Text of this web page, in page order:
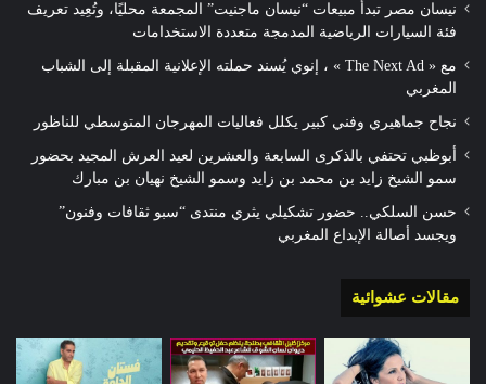
نيسان مصر تبدأ مبيعات “نيسان ماجنيت” المجمعة محليًا، وتُعِيد تعريف
فئة السيارات الرياضية المدمجة متعددة الاستخدامات
مع « The Next Ad » ، إنوي يُسند حملته الإعلانية المقبلة إلى الشباب
المغربي
نجاح جماهيري وفني كبير يكلل فعاليات المهرجان المتوسطي للناظور
أبوظبي تحتفي بالذكرى السابعة والعشرين لعيد العرش المجيد بحضور
سمو الشيخ زايد بن محمد بن زايد وسمو الشيخ نهيان بن مبارك
حسن السلكي.. حضور تشكيلي يثري منتدى “سبو ثقافات وفنون”
ويجسد أصالة الإبداع المغربي
مقالات عشوائية